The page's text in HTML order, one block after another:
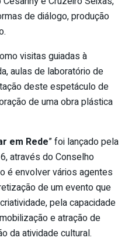
de diálogo, produção
visitas guiadas à
aulas de laboratório de
deste espetáculo de
de uma obra plástica
em Rede” foi lançado pela
através do Conselho
é envolver vários agentes
de um evento que
pela capacidade
e atração de
da atividade cultural.